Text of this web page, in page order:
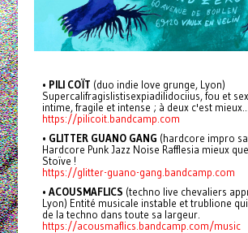
• PILI COÏT (duo indie love grunge, Lyon)
Supercalifragislistisexpiadilidociius, fou et
intime, fragile et intense ; à deux c'est mieux....
https://pilicoit.bandcamp.com
• GLITTER GUANO GANG (hardcore impro
Hardcore Punk Jazz Noise Rafflesia mieux
Stoïve !
https://glitter-guano-gang.bandcamp.com
• ACOUSMAFLICS (techno live chevaliers
Lyon) Entité musicale instable et trublione
de la techno dans toute sa largeur.
https://acousmaflics.bandcamp.com/music